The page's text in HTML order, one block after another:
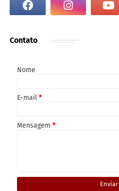
Contato
Nome
E-mail *
Mensagem *